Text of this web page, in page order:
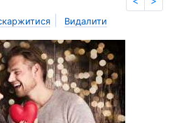
Видалити